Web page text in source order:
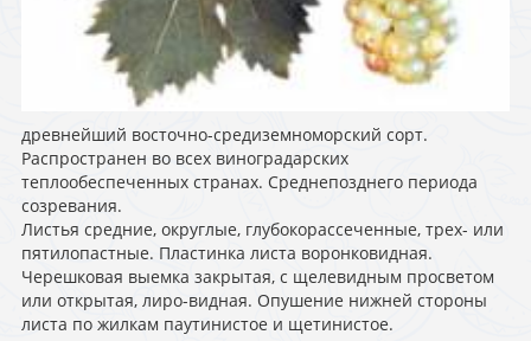
древнейший восточно-средиземноморский сорт.
Распространен во всех виноградарских
теплообеспеченных странах. Среднепозднего периода
созревания.
Листья средние, округлые, глубокорассеченные, трех- или
пятилопастные. Пластинка листа воронковидная.
Черешковая выемка закрытая, с щелевидным просветом
или открытая, лиро-видная. Опушение нижней стороны
листа по жилкам паутинистое и щетинистое.